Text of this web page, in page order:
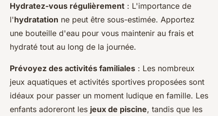
Hydratez-vous régulièrement : L'importance de
l'hydratation ne peut être sous-estimée. Apportez
une bouteille d'eau pour vous maintenir au frais et
hydraté tout au long de la journée.
Prévoyez des activités familiales : Les nombreux
jeux aquatiques et activités sportives proposées sont
idéaux pour passer un moment ludique en famille. Les
enfants adoreront les jeux de piscine, tandis que les